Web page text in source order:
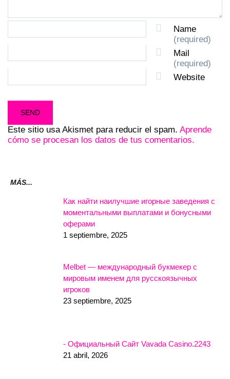
Name
(required)
Mail
(required)
Website
Este sitio usa Akismet para reducir el spam. Aprende
cómo se procesan los datos de tus comentarios.
MÁS...
Как найти наилучшие игорные заведения с
моментальными выплатами и бонусными
оферами
1 septiembre, 2025
Melbet — международный букмекер с
мировым именем для русскоязычных
игроков
23 septiembre, 2025
- Официальный Сайт Vavada Casino.2243
21 abril, 2026